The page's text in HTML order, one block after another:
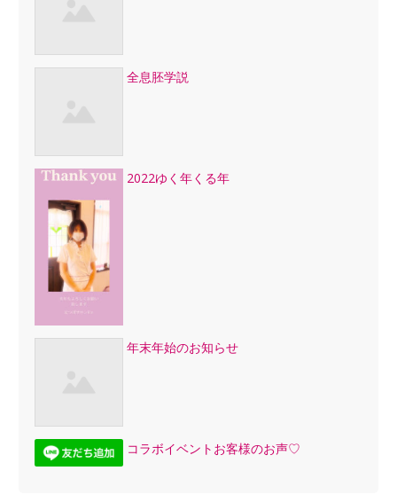
全息胚学説
2022ゆく年くる年
年末年始のお知らせ
コラボイベントお客様のお声♡